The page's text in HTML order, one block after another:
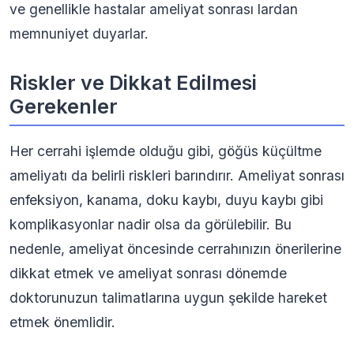
ve genellikle hastalar ameliyat sonrası lardan
memnuniyet duyarlar.
Riskler ve Dikkat Edilmesi
Gerekenler
Her cerrahi işlemde olduğu gibi, göğüs küçültme
ameliyatı da belirli riskleri barındırır. Ameliyat sonrası
enfeksiyon, kanama, doku kaybı, duyu kaybı gibi
komplikasyonlar nadir olsa da görülebilir. Bu
nedenle, ameliyat öncesinde cerrahınızın önerilerine
dikkat etmek ve ameliyat sonrası dönemde
doktorunuzun talimatlarına uygun şekilde hareket
etmek önemlidir.